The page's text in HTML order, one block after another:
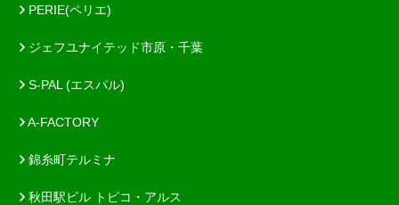
PERIE(ペリエ)
ジェフユナイテッド市原・千葉
S-PAL (エスパル)
A-FACTORY
錦糸町テルミナ
秋田駅ビル トピコ・アルス